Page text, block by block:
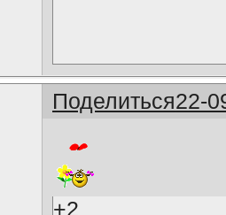
Поделиться22-
+2